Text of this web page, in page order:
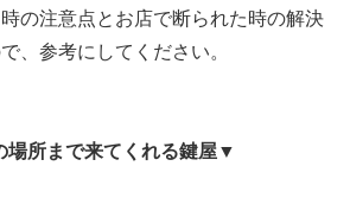
の注意点とお店で断られた時の解決
、参考にしてください。
場所まで来てくれる鍵屋▼